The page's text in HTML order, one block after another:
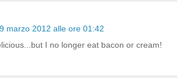
marzo 2012 alle ore 01:42
I no longer eat bacon or cream!